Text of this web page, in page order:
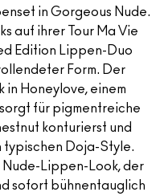
in Gorgeous Nude.
auf ihrer Tour Ma Vie
Edition Lippen-Duo
Form. Der
in Honeylove, einem
für pigmentreiche
konturierst und
typischen Doja-Style.
Nude-Lippen-Look, der
sofort bühnentauglich